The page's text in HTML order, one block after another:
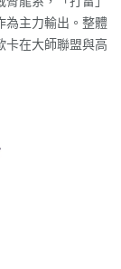
為主力輸出。整體
卡在大師聯盟與高